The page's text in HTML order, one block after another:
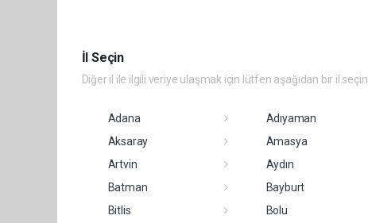
İl Seçin
Diğer il ile ilgili veriye ulaşmak için lütfen aşağıdan bir il seçin
Adana Adıyaman
Aksaray
Amasya
Artvin
Aydın
Batman
Bayburt
Bitlis
Bolu